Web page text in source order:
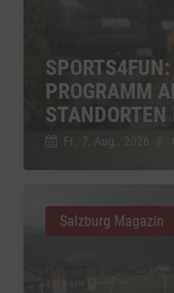
PROGRAMM
Fr., 7. Aug.. 2026
Salzburg Magazin